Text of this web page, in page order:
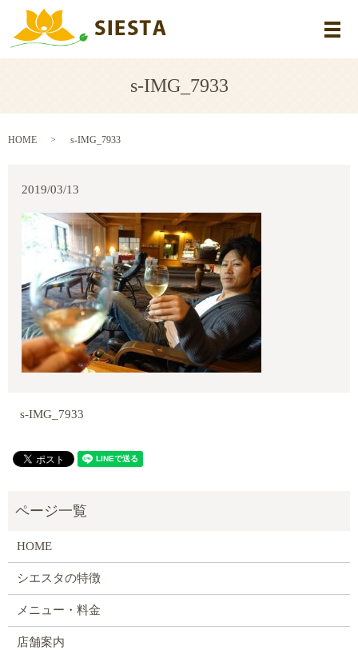
メ
s-IMG_7933
HOME s-IMG_7933
2019/03/13
s-IMG_7933
HOME
シエスタの特徴
メニュー・料金
店舗案内